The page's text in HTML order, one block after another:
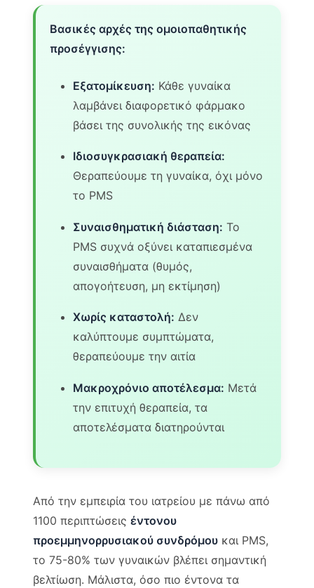
Βασικές αρχές της ομοιοπαθητικής
προσέγγισης:
Εξατομίκευση: Κάθε γυναίκα
λαμβάνει διαφορετικό φάρμακο
βάσει της συνολικής της εικόνας
Ιδιοσυγκρασιακή θεραπεία:
Θεραπεύουμε τη γυναίκα, όχι μόνο
το PMS
Συναισθηματική διάσταση: Το
PMS συχνά οξύνει καταπιεσμένα
συναισθήματα (θυμός,
απογοήτευση, μη εκτίμηση)
Χωρίς καταστολή: Δεν
καλύπτουμε συμπτώματα,
θεραπεύουμε την αιτία
Μακροχρόνιο αποτέλεσμα: Μετά
την επιτυχή θεραπεία, τα
αποτελέσματα διατηρούνται
Από την εμπειρία του ιατρείου με πάνω από
1100 περιπτώσειςέντονου
προεμμηνορρυσιακού συνδρόμου και PMS,
το 75-80% των γυναικών βλέπει σημαντική
βελτίωση. Μάλιστα, όσο πιο έντονα τα